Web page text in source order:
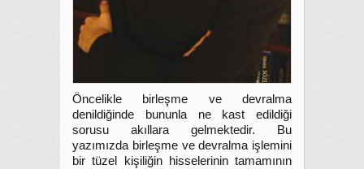
Öncelikle birleşme ve devralma
denildiğinde bununla ne kast edildiği
sorusu akıllara gelmektedir. Bu
yazımızda birleşme ve devralma işlemini
bir tüzel kişiliğin hisselerinin tamamının